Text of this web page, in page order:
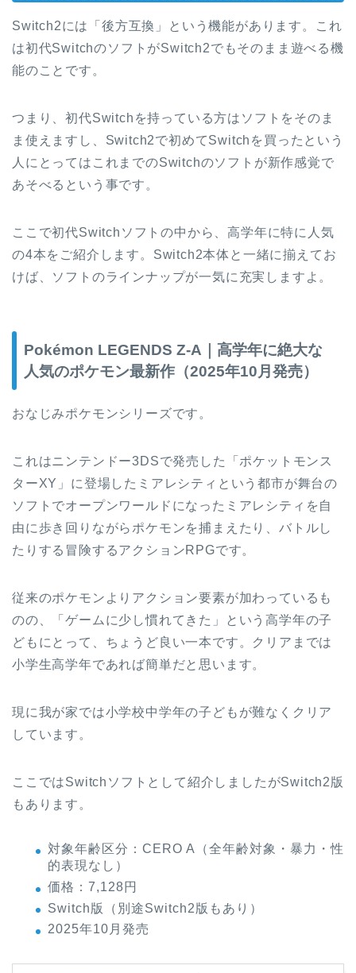
Switch2には「後方互換」という機能があります。これ
は初代SwitchのソフトがSwitch2でもそのまま遊べる機
能のことです。
つまり、初代Switchを持っている方はソフトをそのま
ま使えますし、Switch2で初めてSwitchを買ったという
人にとってはこれまでのSwitchのソフトが新作感覚で
あそべるという事です。
ここで初代Switchソフトの中から、高学年に特に人気
の4本をご紹介します。Switch2本体と一緒に揃えてお
けば、ソフトのラインナップが一気に充実しますよ。
Pokémon LEGENDS Z-A｜高学年に絶大な
人気のポケモン最新作（2025年10月発売）
おなじみポケモンシリーズです。
これはニンテンドー3DSで発売した「ポケットモンス
ターXY」に登場したミアレシティという都市が舞台の
ソフトでオープンワールドになったミアレシティを自
由に歩き回りながらポケモンを捕まえたり、バトルし
たりする冒険するアクションRPGです。
従来のポケモンよりアクション要素が加わっているも
のの、「ゲームに少し慣れてきた」という高学年の子
どもにとって、ちょうど良い一本です。クリアまでは
小学生高学年であれば簡単だと思います。
現に我が家では小学校中学年の子どもが難なくクリア
しています。
ここではSwitchソフトとして紹介しましたがSwitch2版
もあります。
対象年齢区分：CERO A（全年齢対象・暴力・性
的表現なし）
価格：7,128円
Switch版（別途Switch2版もあり）
2025年10月発売